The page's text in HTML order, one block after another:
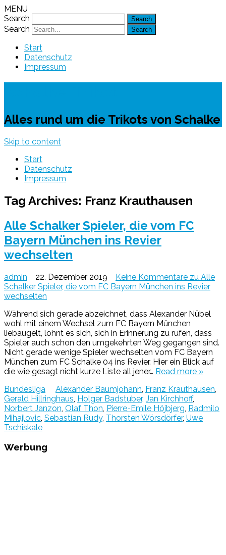
MENU
Search
Search
Start
Datenschutz
Impressum
Alles rund um die Trikots von Schalke
Skip to content
Start
Datenschutz
Impressum
Tag Archives: Franz Krauthausen
Alle Schalker Spieler, die vom FC
Bayern München ins Revier
wechselten
admin 22. Dezember 2019 Keine Kommentare zu Alle
Schalker Spieler, die vom FC Bayern München ins Revier
wechselten
Während sich gerade abzeichnet, dass Alexander Nübel
wohl mit einem Wechsel zum FC Bayern München
liebäugelt, lohnt es sich, sich in Erinnerung zu rufen, dass
Spieler auch schon den umgekehrten Weg gegangen sind.
Nicht gerade wenige Spieler wechselten vom FC Bayern
München zum FC Schalke 04 ins Revier. Hier ein Blick auf
die wie gesagt nicht kurze Liste all jener… Read more »
Bundesliga
Alexander Baumjohann Franz Krauthausen
Gerald Hillringhaus Holger Badstuber, Jan Kirchhoff,
Norbert Janzon Olaf Thon Pierre-Emile Höjbjerg Radmilo
Mihajlovic Sebastian Rudy, Thorsten Wörsdörfer, Uwe
Tschiskale
Werbung